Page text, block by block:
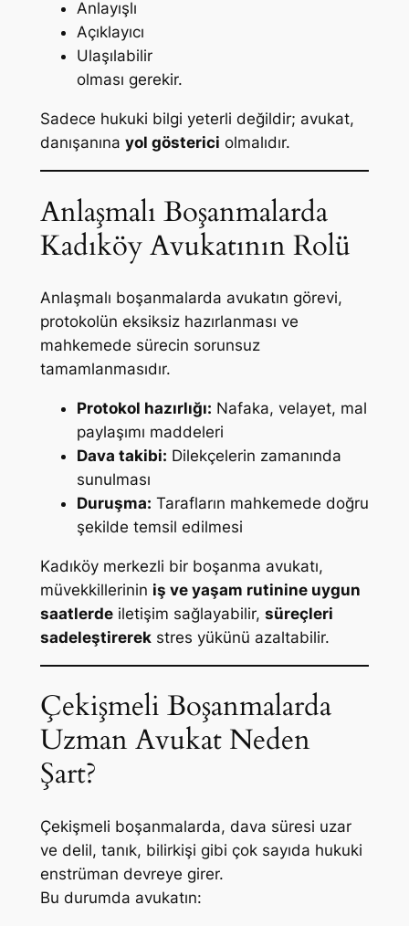
Anlayışlı
Açıklayıcı
Ulaşılabilir
olması gerekir.
Sadece hukuki bilgi yeterli değildir; avukat,
danışanına yol gösterici olmalıdır.
Anlaşmalı Boşanmalarda
Kadıköy Avukatının Rolü
Anlaşmalı boşanmalarda avukatın görevi,
protokolün eksiksiz hazırlanması ve
mahkemede sürecin sorunsuz
tamamlanmasıdır.
Protokol hazırlığı: Nafaka, velayet, mal
paylaşımı maddeleri
Dava takibi: Dilekçelerin zamanında
sunulması
Duruşma: Tarafların mahkemede doğru
şekilde temsil edilmesi
Kadıköy merkezli bir boşanma avukatı,
müvekkillerinin iş ve yaşam rutinine uygun
saatlerdeiletişim sağlayabilir, süreçleri
sadeleştirerekstres yükünü azaltabilir.
Çekişmeli Boşanmalarda
Uzman Avukat Neden
Şart?
Çekişmeli boşanmalarda, dava süresi uzar
ve delil, tanık, bilirkişi gibi çok sayıda hukuki
enstrüman devreye girer.
Bu durumda avukatın: